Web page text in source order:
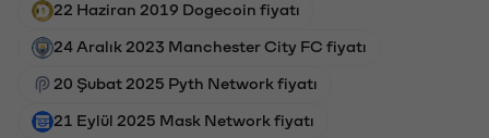
22 Haziran 2019 Dogecoin fiyatı
24 Aralık 2023 Manchester City FC fiyatı
20 Şubat 2025 Pyth Network fiyatı
21 Eylül 2025 Mask Network fiyatı